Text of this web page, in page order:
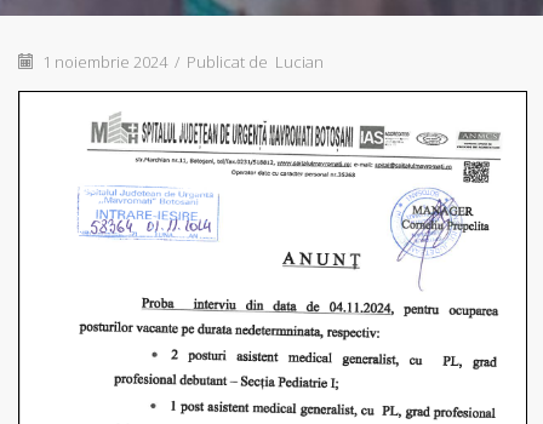
1 noiembrie 2024 / Publicat de Lucian